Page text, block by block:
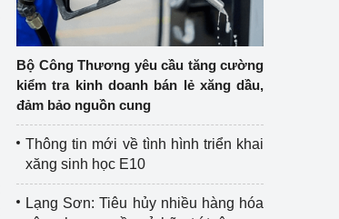
Bộ Công Thương yêu cầu tăng cường
kiểm tra kinh doanh bán lẻ xăng dầu,
đảm bảo nguồn cung
Thông tin mới về tình hình triển khai
xăng sinh học E10
Lạng Sơn: Tiêu hủy nhiều hàng hóa